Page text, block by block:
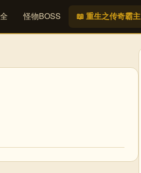
怪物BOSS 📖 重生之传奇霸主